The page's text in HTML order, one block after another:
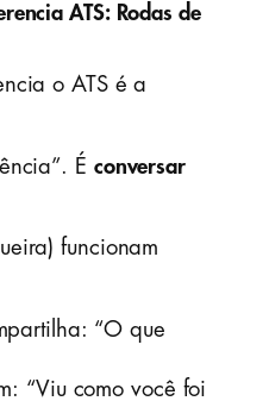
ATS: Rodas de
o ATS é a
É conversar
funcionam
“O que
“Viu como você foi